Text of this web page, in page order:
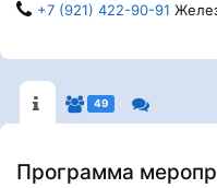
+7 (921) 422-90-91
49
Программа